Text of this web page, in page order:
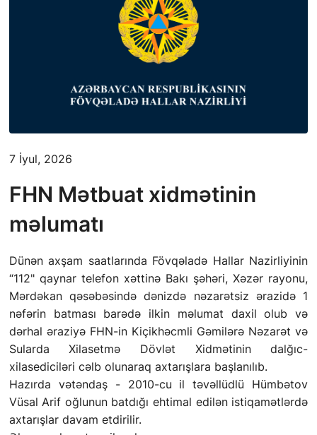
NAZIRLIK
QANUNVERICILIK
ƏHALININ MAARIFLƏNDIRILMƏSI
ƏLAQƏ
STATISTIKA
E-Xidmət
7 İyul, 2026
FHN Mətbuat xidmətinin
məlumatı
Dünən axşam saatlarında Fövqəladə Hallar Nazirliyinin
“112" qaynar telefon xəttinə Bakı şəhəri, Xəzər rayonu,
Mərdəkan qəsəbəsində dənizdə nəzarətsiz ərazidə 1
nəfərin batması barədə ilkin məlumat daxil olub və
dərhal əraziyə FHN-in Kiçikhəcmli Gəmilərə Nəzarət və
Sularda Xilasetmə Dövlət Xidmətinin dalğıc-
xilasediciləri cəlb olunaraq axtarışlara başlanılıb.
Hazırda vətəndaş - 2010-cu il təvəllüdlü Hümbətov
Vüsal Arif oğlunun batdığı ehtimal edilən istiqamətlərdə
axtarışlar davam etdirilir.